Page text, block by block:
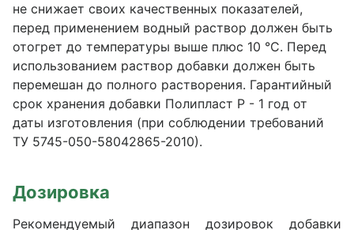
не снижает своих качественных показателей,
перед применением водный раствор должен быть
отогрет до температуры выше плюс 10 °С. Перед
использованием раствор добавки должен быть
перемешан до полного растворения. Гарантийный
срок хранения добавки Полипласт Р - 1 год от
даты изготовления (при соблюдении требований
ТУ 5745-050-58042865-2010).
Дозировка
Рекомендуемый диапазон дозировок добавки